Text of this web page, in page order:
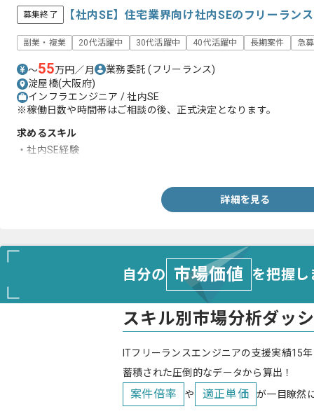
募集終了 【社内SE】住宅業界向け社内SEのフリーラン
副業・複業 20代活躍中 30代活躍中 40代活躍中 長期案件 急募
〜55万円／月 業務委託(フリーランス)
淀屋橋(大阪府)
インフラエンジニア / 社内SE
※稼働日数や時間帯はご相談の後、正式決定となります。
求めるスキル
・社内SE経験
詳細を見る
自分の 市場価値 を把握
スキル別市場分析ダッ
ITフリーランスエンジニアの支援実績15
蓄積された圧倒的なデータから算出！
案件倍率 や 適正単価 が一目瞭然